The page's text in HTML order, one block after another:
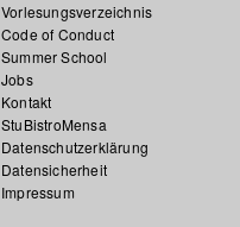
Vorlesungsverzeichnis
Code of Conduct
Summer School
Jobs
Kontakt
StuBistroMensa
Datenschutzerklärung
Datensicherheit
Impressum